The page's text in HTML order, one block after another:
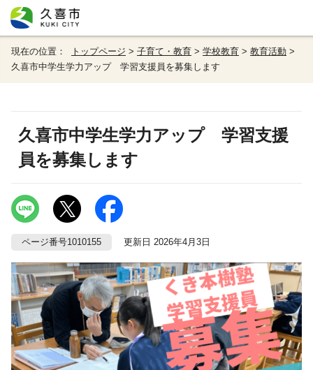
現在の位置： トップページ > 子育て・教育 > 学校教育 > 教育活動 >
久喜市中学生学力アップ 学習支援員を募集します
久喜市中学生学力アップ 学習支援
員を募集します
ページ番号1010155 更新日 2026年4月3日